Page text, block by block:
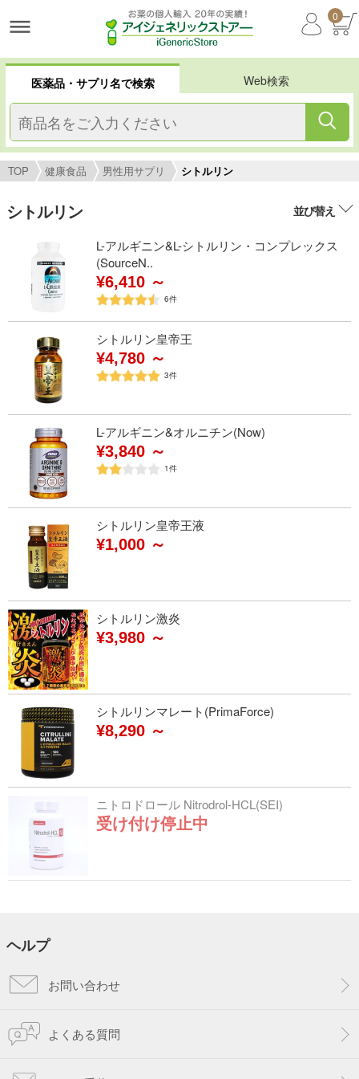
0
医薬品・サプリ名で検索 Web検索
TOP 健康食品 男性用サプリ シトルリン
シトルリン 並び替え
L-アルギニン&L-シトルリン・コンプレックス
(SourceN..
¥6,410 ～
6件
シトルリン皇帝王
¥4,780 ～
3件
L-アルギニン&オルニチン(Now)
¥3,840 ～
1件
シトルリン皇帝王液
¥1,000 ～
シトルリン激炎
¥3,980 ～
シトルリンマレート(PrimaForce)
¥8,290 ～
ニトロドロール Nitrodrol-HCL(SEI)
受け付け停止中
ヘルプ
お問い合わせ
よくある質問